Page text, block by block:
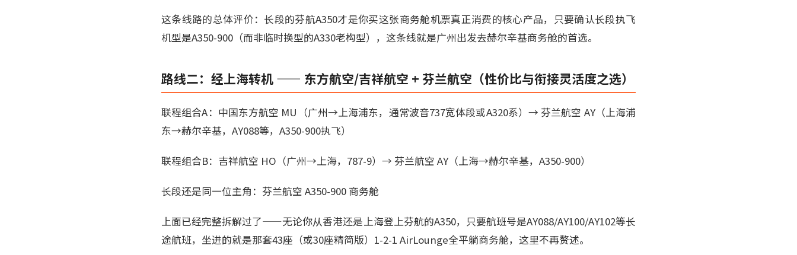
这条线路的总体评价：长段的芬航A350才是你买这张商务舱机票真正消费的核心产品，只要确认长段执飞
机型是A350-900（而非临时换型的A330老构型），这条线就是广州出发去赫尔辛基商务舱的首选。
路线二：经上海转机 —— 东方航空/吉祥航空 + 芬兰航空（性价比与衔接灵活度之选）
联程组合A：中国东方航空 MU（广州→上海浦东，通常波音737宽体段或A320系）→ 芬兰航空 AY（上海浦
东→赫尔辛基，AY088等，A350-900执飞）
联程组合B：吉祥航空 HO（广州→上海，787-9）→ 芬兰航空 AY（上海→赫尔辛基，A350-900）
长段还是同一位主角：芬兰航空 A350-900 商务舱
上面已经完整拆解过了——无论你从香港还是上海登上芬航的A350，只要航班号是AY088/AY100/AY102等长
途航班，坐进的就是那套43座（或30座精简版）1-2-1 AirLounge全平躺商务舱，这里不再赘述。